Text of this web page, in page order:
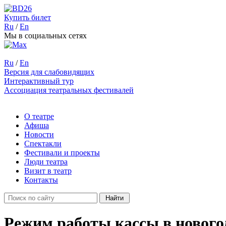
Купить билет
Ru /En
Мы в социальных сетях
Ru / En
Версия для слабовидящих
Интерактивный тур
Ассоциация театральных фестивалей
О театре
Афиша
Новости
Спектакли
Фестивали и проекты
Люди театра
Визит в театр
Контакты